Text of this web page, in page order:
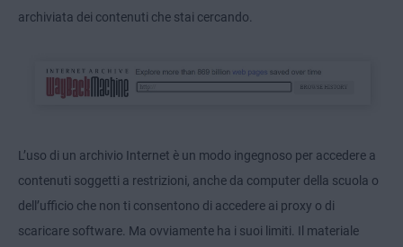
archiviata dei contenuti che stai cercando.
L’uso di un archivio Internet è un modo ingegnoso per accedere a
contenuti soggetti a restrizioni, anche da computer della scuola o
dell’ufficio che non ti consentono di accedere ai proxy o di
scaricare software. Ma ovviamente ha i suoi limiti. Il materiale